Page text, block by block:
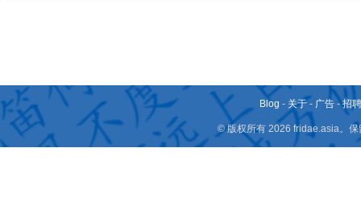
Blog - 关于 - 广告 -招
© 版权所有 2026 fridae.asia。